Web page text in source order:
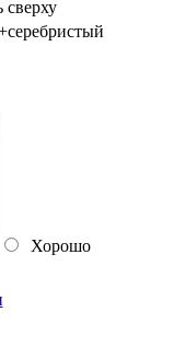
сверху
Хорошо